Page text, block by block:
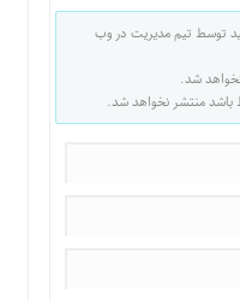
توسط تیم مدیریت در وب
شد.
باشد منتشر نخواهد شد.